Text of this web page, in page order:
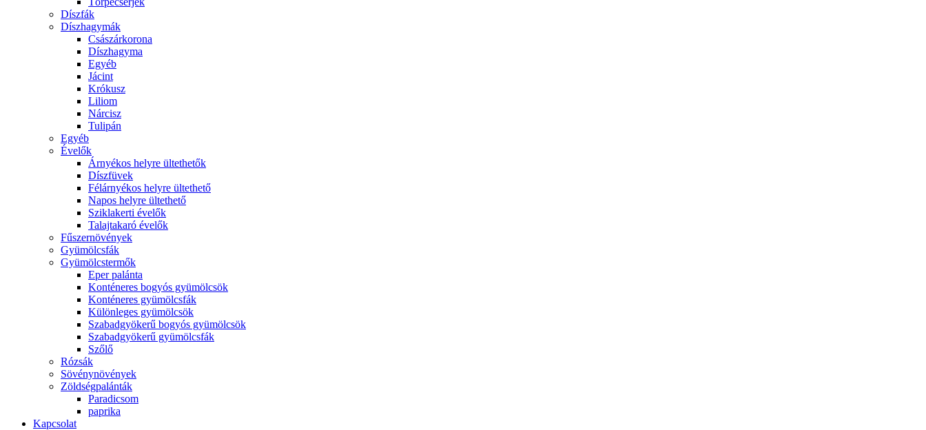
Díszfák
Díszhagymák
Császárkorona
Díszhagyma
Egyéb
Jácint
Krókusz
Liliom
Nárcisz
Tulipán
Egyéb
Évelők
Árnyékos helyre ültethetők
Díszfüvek
Félárnyékos helyre ültethető
Napos helyre ültethető
Sziklakerti évelők
Talajtakaró évelők
Fűszernövények
Gyümölcsfák
Gyümölcstermők
Eper palánta
Konténeres bogyós gyümölcsök
Konténeres gyümölcsfák
Különleges gyümölcsök
Szabadgyökerű bogyós gyümölcsök
Szabadgyökerű gyümölcsfák
Szőlő
Rózsák
Sövénynövények
Zöldségpalánták
Paradicsom
paprika
Kapcsolat